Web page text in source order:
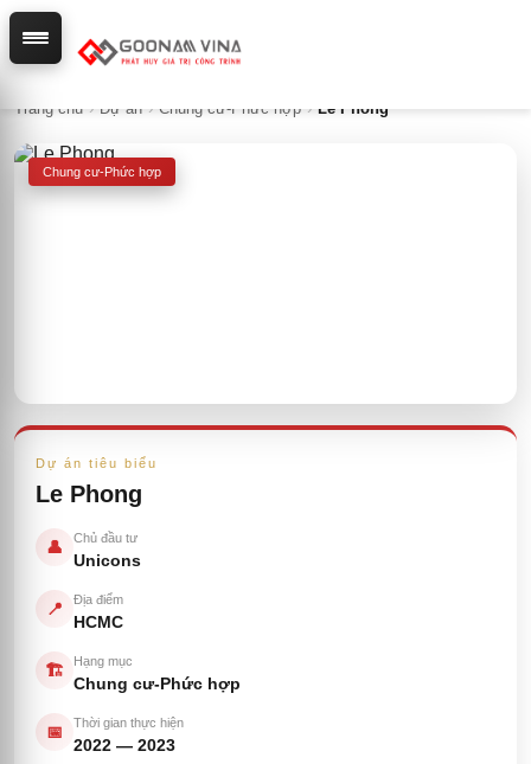
Trang chủ › Dự án › Chung cư-Phức hợp › Le Phong
Chung cư-Phức hợp
Dự án tiêu biểu
Le Phong
👤 Chủ đầu tư
Unicons
📍 Địa điểm
HCMC
🏗️ Hạng mục
Chung cư-Phức hợp
📅 Thời gian thực hiện
2022 — 2023